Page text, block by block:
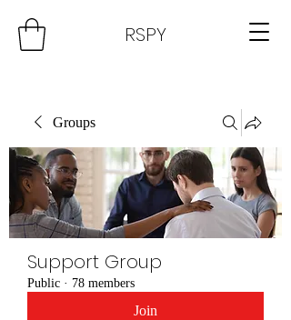
RSPY
Groups
Support Group
Public · 78 members
Join